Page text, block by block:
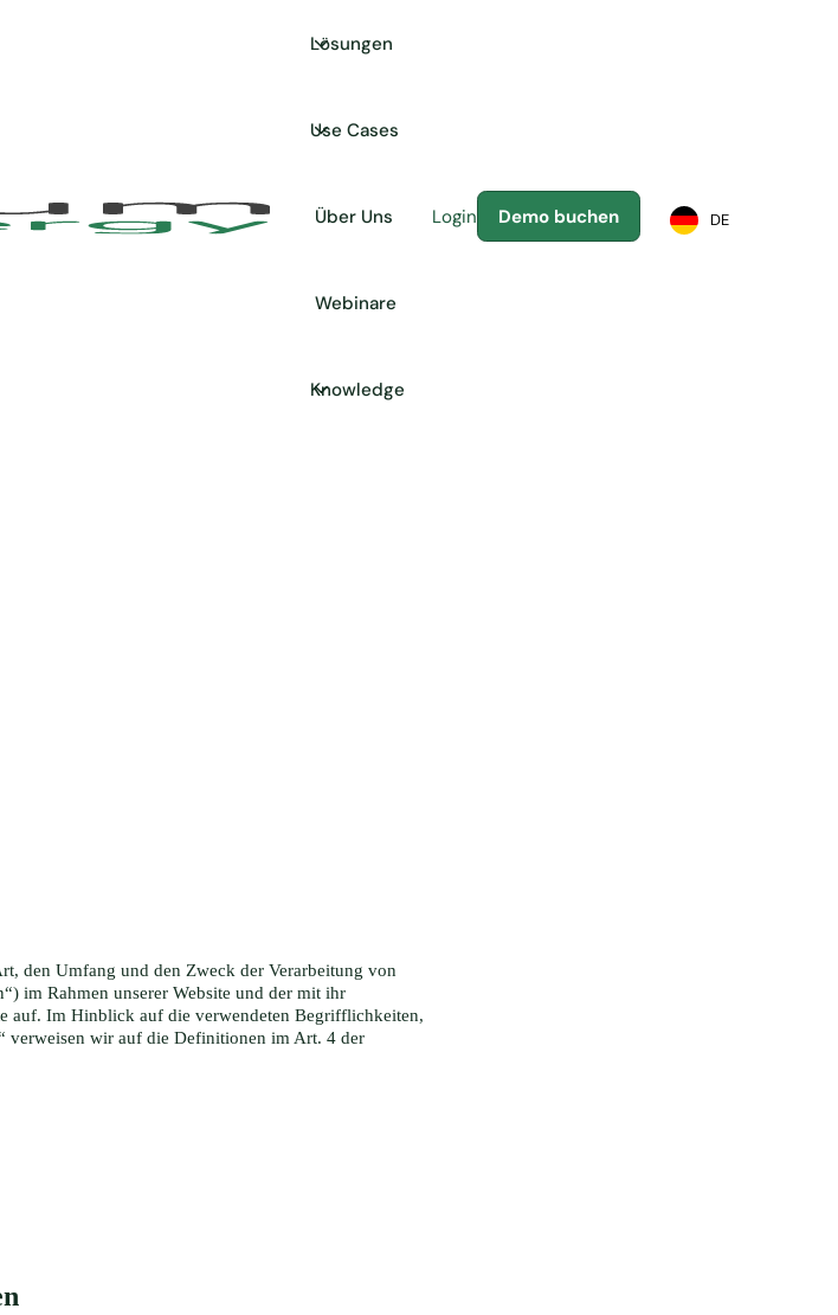
Lösungen
Use Cases
Über Uns
Webinare
Knowledge
Login Demo buchen DE
den Umfang und den Zweck der Verarbeitung von
im Rahmen unserer Website und der mit ihr
auf. Im Hinblick auf die verwendeten Begrifflichkeiten,
verweisen wir auf die Definitionen im Art. 4 der